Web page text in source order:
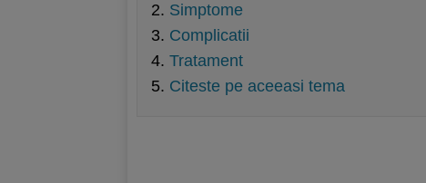
Simptome
Complicatii
Tratament
Citeste pe aceeasi tema